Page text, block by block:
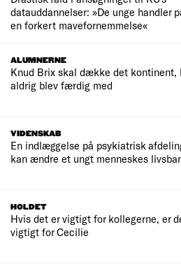
datauddannelser: »De unge handler
en forkert mavefornemmelse«
ALUMNERNE
Knud Brix skal dække det kontinent,
aldrig blev færdig med
VIDENSKAB
En indlæggelse på psykiatrisk
kan ændre et ungt menneskes
HOLDET
Hvis det er vigtigt for kollegerne, er
vigtigt for Cecilie